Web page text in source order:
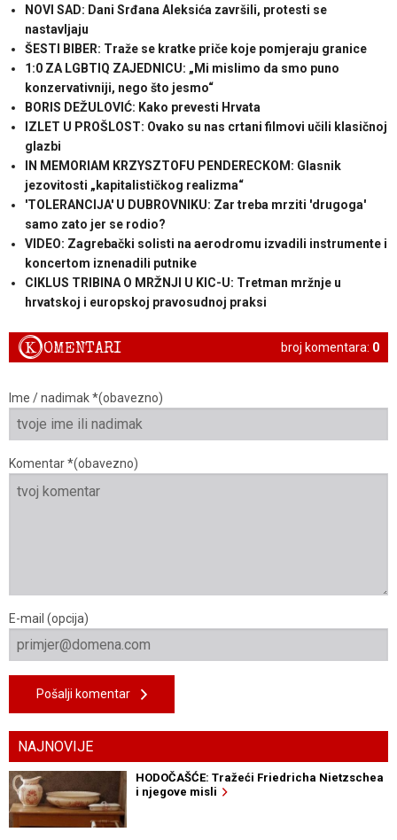
NOVI SAD: Dani Srđana Aleksića završili, protesti se
nastavljaju
ŠESTI BIBER: Traže se kratke priče koje pomjeraju granice
1:0 ZA LGBTIQ ZAJEDNICU: „Mi mislimo da smo puno
konzervativniji, nego što jesmo“
BORIS DEŽULOVIĆ: Kako prevesti Hrvata
IZLET U PROŠLOST: Ovako su nas crtani filmovi učili klasičnoj
glazbi
IN MEMORIAM KRZYSZTOFU PENDERECKOM: Glasnik
jezovitosti „kapitalističkog realizma“
'TOLERANCIJA' U DUBROVNIKU: Zar treba mrziti 'drugoga'
samo zato jer se rodio?
VIDEO: Zagrebački solisti na aerodromu izvadili instrumente i
koncertom iznenadili putnike
CIKLUS TRIBINA O MRŽNJI U KIC-U: Tretman mržnje u
hrvatskoj i europskoj pravosudnoj praksi
broj komentara: 0
KOMENTARI
Ime / nadimak *(obavezno)
Komentar *(obavezno)
E-mail (opcija)
Pošalji komentar
NAJNOVIJE
HODOČAŠĆE: Tražeći Friedricha Nietzschea
i njegove misli